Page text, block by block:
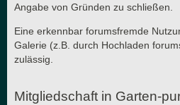
Angabe von Gründen zu schließen.
Eine erkennbar forumsfremde
Galerie (z.B. durch Hochladen
zulässig.
Mitgliedschaft in Garten-